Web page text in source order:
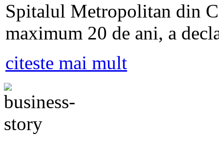
Spitalul Metropolitan din
maximum 20 de ani, a
citeste mai mult